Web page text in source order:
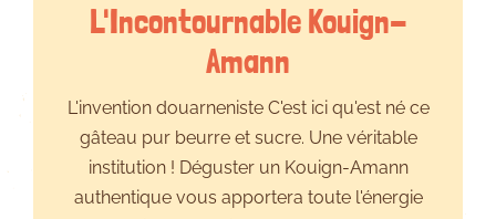
L'Incontournable Kouign-
Amann
L'invention douarneniste C'est ici qu'est né ce
gâteau pur beurre et sucre. Une véritable
institution ! Déguster un Kouign-Amann
authentique vous apportera toute l'énergie